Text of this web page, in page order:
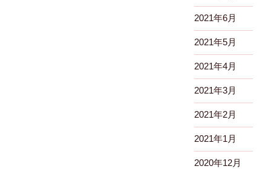
2021年6月
2021年5月
2021年4月
2021年3月
2021年2月
2021年1月
2020年12月